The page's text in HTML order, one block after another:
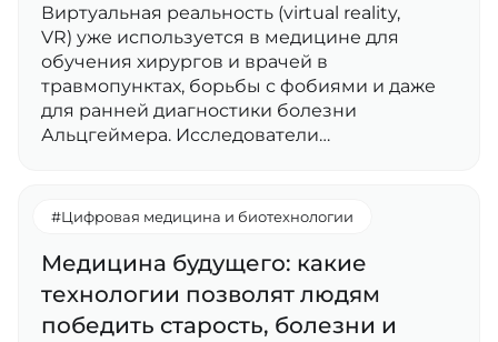
Виртуальная реальность (virtual reality,
VR) уже используется в медицине для
обучения хирургов и врачей в
травмопунктах, борьбы с фобиями и даже
для ранней диагностики болезни
Альцгеймера. Исследователи…
#Цифровая медицина и биотехнологии
Медицина будущего: какие
технологии позволят людям
победить старость, болезни и